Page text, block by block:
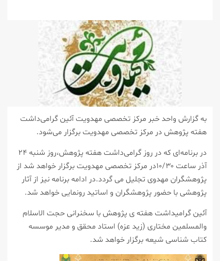
به گزارش واحد خبر مرکز تخصصی مهدویت آئین گرامی‌داشت
هفته پژوهش در مرکز تخصصی مهدویت برگزار می‌شود.
در برنامه‌ای که در روز گرامی‌داشت هفته پژوهش،روز شنبه ۲۴
آذر ساعت ۱۰/۳۰در مرکز تخصصی مهدویت برگزار خواهد شد از
پژوهشگران مهدوی تجلیل می گردد.در ادامه برنامه نیز از آثار
پژوهشی با حضور پژوهشگران و اساتید رونمایی خواهد شد.
آئین گرامیداشت هفته ی پژوهش با سخنرانی حجت الاسلام
والمسلمین مختاری (زید عزه) استاد محقق و مدیر موسسه
کتاب شناسی شیعه برگزار خواهد شد.